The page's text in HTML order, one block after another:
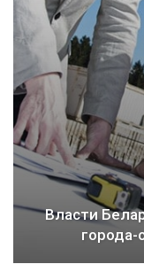
Власти
города-